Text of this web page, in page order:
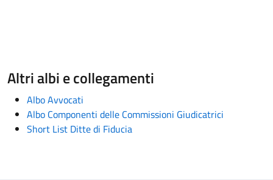
Altri albi e collegamenti
Albo Avvocati
Albo Componenti delle Commissioni Giudicatrici
Short List Ditte di Fiducia